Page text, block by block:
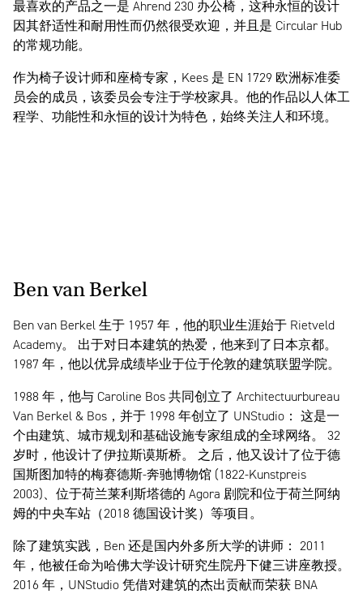
最喜欢的产品之一是 Ahrend 230 办公椅，这种永恒的设计
因其舒适性和耐用性而仍然很受欢迎，并且是 Circular Hub
的常规功能。
作为椅子设计师和座椅专家，Kees 是 EN 1729 欧洲标准委
员会的成员，该委员会专注于学校家具。他的作品以人体工
程学、功能性和永恒的设计为特色，始终关注人和环境。
Ben van Berkel
Ben van Berkel 生于 1957 年，他的职业生涯始于 Rietveld
Academy。 出于对日本建筑的热爱，他来到了日本京都。
1987 年，他以优异成绩毕业于位于伦敦的建筑联盟学院。
1988 年，他与 Caroline Bos 共同创立了 Architectuurbureau
Van Berkel & Bos，并于 1998 年创立了 UNStudio： 这是一
个由建筑、城市规划和基础设施专家组成的全球网络。 32
岁时，他设计了伊拉斯谟斯桥。 之后，他又设计了位于德
国斯图加特的梅赛德斯-奔驰博物馆 (1822-Kunstpreis
2003)、位于荷兰莱利斯塔德的 Agora 剧院和位于荷兰阿纳
姆的中央车站（2018 德国设计奖）等项目。
除了建筑实践，Ben 还是国内外多所大学的讲师： 2011
年，他被任命为哈佛大学设计研究生院丹下健三讲座教授。
2016 年，UNStudio 凭借对建筑的杰出贡献而荣获 BNA